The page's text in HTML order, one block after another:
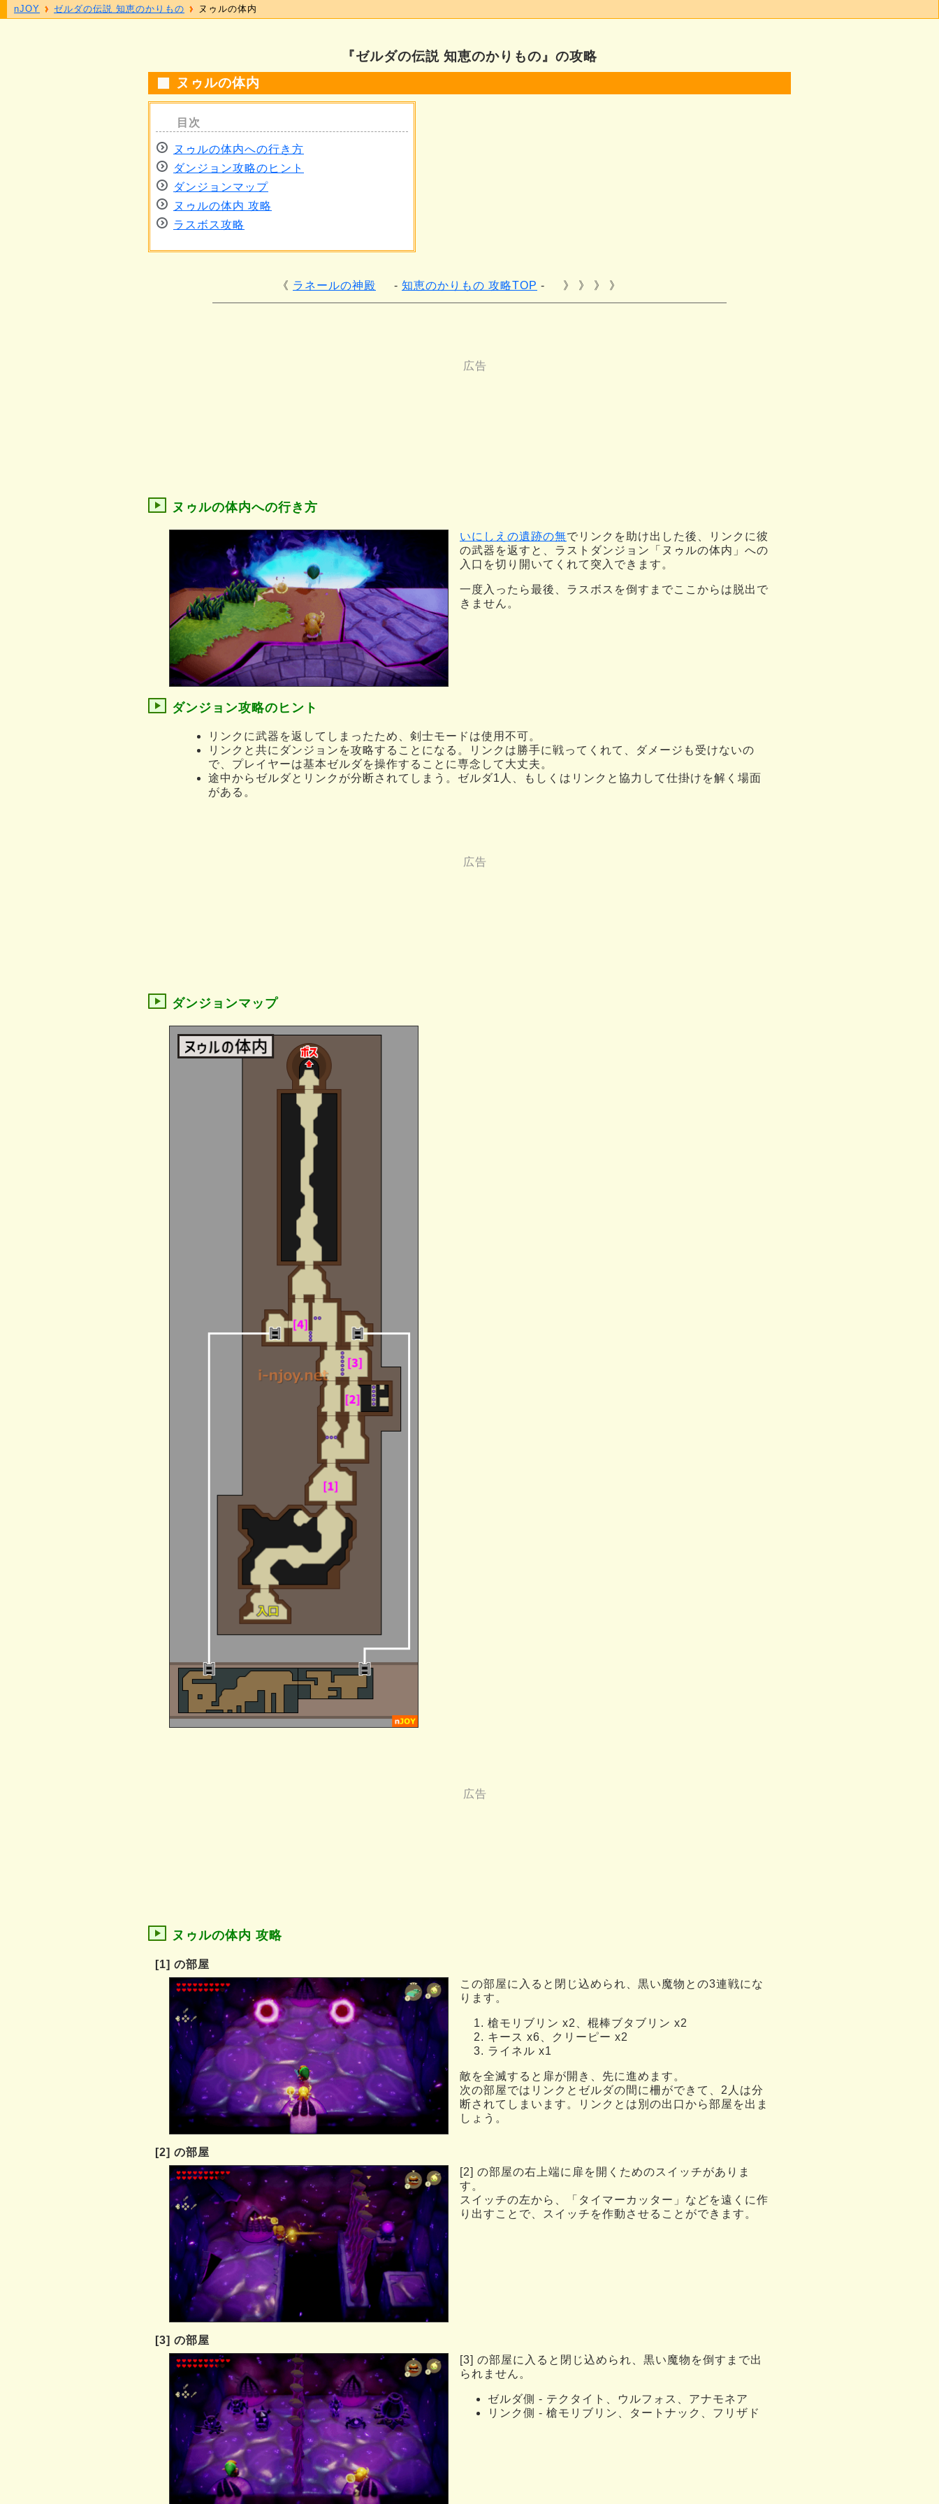
『ゼルダの伝説 知恵のかりもの』の攻略
ヌゥルの体内
ヌゥルの体内への行き方
ダンジョン攻略のヒント
ダンジョンマップ
ヌゥルの体内 攻略
ラスボス攻略
ラネールの神殿 知恵のかりもの 攻略TOP 》 》 》
ヌゥルの体内への行き方
いにしえの遺跡の無でリンクを助け出した後、リンクに彼
の武器を返すと、ラストダンジョン「ヌゥルの体内」への
入口を切り開いてくれて突入できます。
一度入ったら最後、ラスボスを倒すまでここからは脱出で
きません。
ダンジョン攻略のヒント
リンクに武器を返してしまったため、剣士モードは使用不可。
リンクと共にダンジョンを攻略することになる。リンクは勝手に戦ってくれて、ダメージも受けないの
で、プレイヤーは基本ゼルダを操作することに専念して大丈夫。
途中からゼルダとリンクが分断されてしまう。ゼルダ1人、もしくはリンクと協力して仕掛けを解く場面
がある。
ダンジョンマップ
ヌゥルの体内 攻略
[1] の部屋
この部屋に入ると閉じ込められ、黒い魔物との3連戦にな
ります。
槍モリブリン x2、棍棒ブタブリン x2
キース x6、クリーピー x2
ライネル x1
敵を全滅すると扉が開き、先に進めます。
次の部屋ではリンクとゼルダの間に柵ができて、2人は分
断されてしまいます。リンクとは別の出口から部屋を出ま
しょう。
[2] の部屋
[2] の部屋の右上端に扉を開くためのスイッチがありま
す。
スイッチの左から、「タイマーカッター」などを遠くに作
り出すことで、スイッチを作動させることができます。
[3] の部屋
[3] の部屋に入ると閉じ込められ、黒い魔物を倒すまで出
られません。
ゼルダ側 - テクタイト、ウルフォス、アナモネア
リンク側 - 槍モリブリン、タートナック、フリザド
nJOY ゼルダの伝説 知恵のかりもの ヌゥルの体内